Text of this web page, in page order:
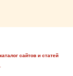
сайтов и статей